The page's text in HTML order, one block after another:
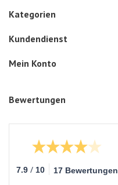
Kategorien
Kundendienst
Mein Konto
Bewertungen
7.9 / 10 17 Bewertungen